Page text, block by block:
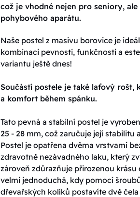
což je vhodné nejen pro seniory,
pohybového aparátu.
Naše postel z masivu borovice je
kombinaci pevnosti, funkčnosti a
variantu ještě dnes!
Součástí postele je také laťový
a komfort během spánku.
Tato pevná a stabilní postel je
25 - 28 mm, což zaručuje její stabilitu
Postel je opatřena dvěma vrstvami
zdravotně nezávadného laku, který
zároveň zdůrazňuje přirozenou
velmi jednoduchá, kdy pomocí
dřevařských kolíků postavíte dvě